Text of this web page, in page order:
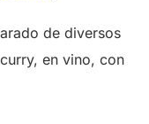
de diversos
en vino, con